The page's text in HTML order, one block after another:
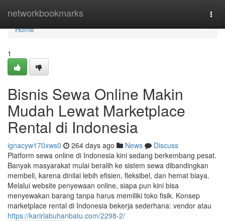
networkbookmarks
Home
Home
1
Bisnis Sewa Online Makin
Mudah Lewat Marketplace
Rental di Indonesia
ignacyw170xws0 264 days ago News
Discuss
Platform sewa online di Indonesia kini sedang berkembang pesat.
Banyak masyarakat mulai beralih ke sistem sewa dibandingkan
membeli, karena dinilai lebih efisien, fleksibel, dan hemat biaya.
Melalui website penyewaan online, siapa pun kini bisa
menyewakan barang tanpa harus memiliki toko fisik. Konsep
marketplace rental di Indonesia bekerja sederhana: vendor atau
https://karirlabuhanbatu.com/2298-2/